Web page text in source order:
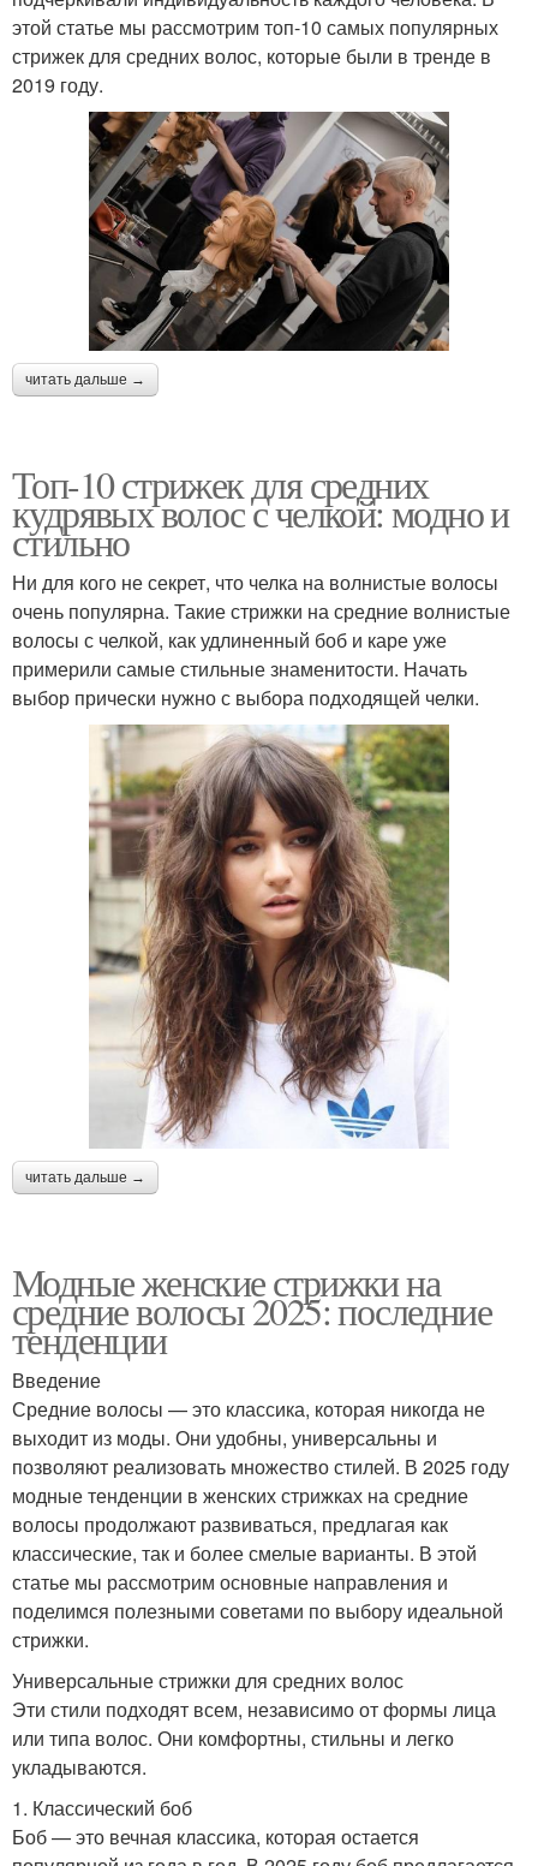
этой статье мы рассмотрим топ-10 самых популярных
стрижек для средних волос, которые были в тренде в
2019 году.
читать дальше →
Топ-10 стрижек для средних
кудрявых волос с челкой: модно и
стильно
Ни для кого не секрет, что челка на волнистые волосы
очень популярна. Такие стрижки на средние волнистые
волосы с челкой, как удлиненный боб и каре уже
примерили самые стильные знаменитости. Начать
выбор прически нужно с выбора подходящей челки.
читать дальше →
Модные женские стрижки на
средние волосы 2025: последние
тенденции
Введение
Средние волосы — это классика, которая никогда не
выходит из моды. Они удобны, универсальны и
позволяют реализовать множество стилей. В 2025 году
модные тенденции в женских стрижках на средние
волосы продолжают развиваться, предлагая как
классические, так и более смелые варианты. В этой
статье мы рассмотрим основные направления и
поделимся полезными советами по выбору идеальной
стрижки.
Универсальные стрижки для средних волос
Эти стили подходят всем, независимо от формы лица
или типа волос. Они комфортны, стильны и легко
укладываются.
1. Классический боб
Боб — это вечная классика, которая остается